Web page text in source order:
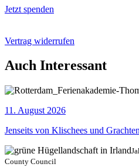
Jetzt spenden
Vertrag widerrufen
Auch Interessant
11. August 2026
Jenseits von Klischees und Grachten
County Council